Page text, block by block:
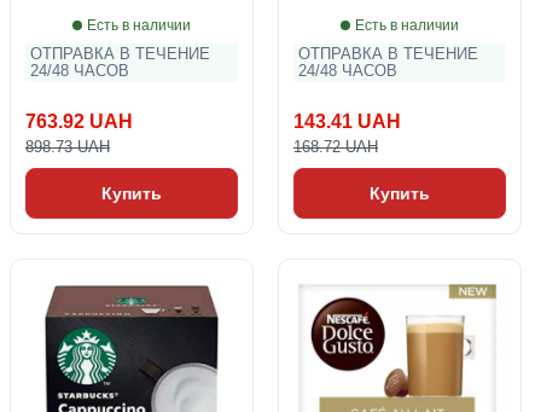
Есть в наличии
ОТПРАВКА В ТЕЧЕНИЕ
24/48 ЧАСОВ
763.92 UAH
898.73 UAH
Купить
Есть в наличии
ОТПРАВКА В ТЕЧЕНИЕ
24/48 ЧАСОВ
143.41 UAH
168.72 UAH
Купить